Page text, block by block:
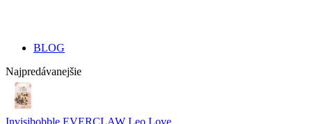
BLOG
Najpredávanejšie
Invisibobble EVERCLAW Leo Love